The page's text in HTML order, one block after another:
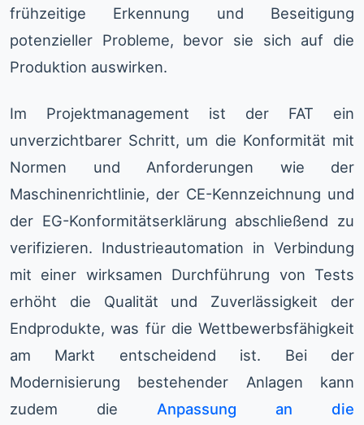
frühzeitige Erkennung und Beseitigung
potenzieller Probleme, bevor sie sich auf die
Produktion auswirken.
Im Projektmanagement ist der FAT ein
unverzichtbarer Schritt, um die Konformität mit
Normen und Anforderungen wie der
Maschinenrichtlinie, der CE-Kennzeichnung und
der EG-Konformitätserklärung abschließend zu
verifizieren. Industrieautomation in Verbindung
mit einer wirksamen Durchführung von Tests
erhöht die Qualität und Zuverlässigkeit der
Endprodukte, was für die Wettbewerbsfähigkeit
am Markt entscheidend ist. Bei der
Modernisierung bestehender Anlagen kann
zudem die Anpassung an die